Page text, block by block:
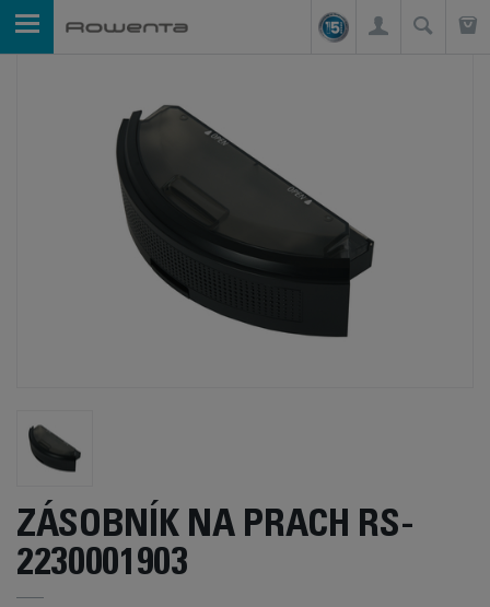
ZÁSOBNÍK NA PRACH RS-
2230001903